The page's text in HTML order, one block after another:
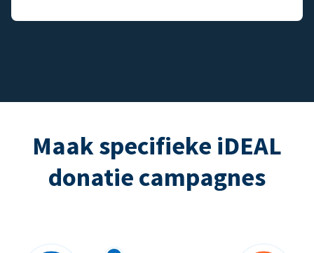
Maak specifieke iDEAL
donatie campagnes